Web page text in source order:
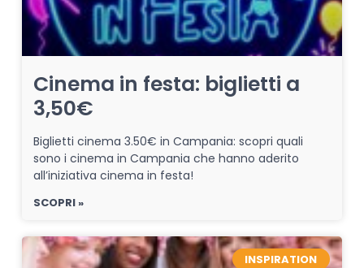
Cinema in festa: biglietti a
3,50€
Biglietti cinema 3.50€ in Campania: scopri quali
sono i cinema in Campania che hanno aderito
all’iniziativa cinema in festa!
SCOPRI »
INSPIRATION